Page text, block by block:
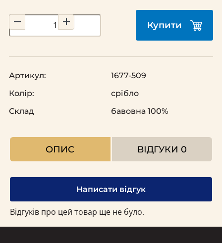
Купити
Артикул:
1677-509
Колір:
срібло
Склад
бавовна 100%
ОПИС ВІДГУКИ 0
Написати відгук
Відгуків про цей товар ще не було.